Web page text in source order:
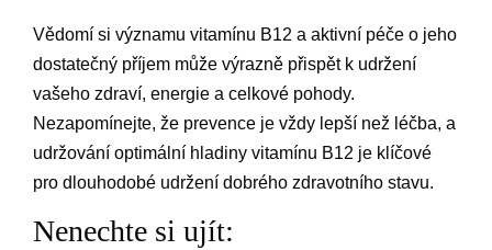
Vědomí si významu vitamínu B12 a aktivní péče o jeho
dostatečný příjem může výrazně přispět k udržení
vašeho zdraví, energie a celkové pohody.
Nezapomínejte, že prevence je vždy lepší než léčba, a
udržování optimální hladiny vitamínu B12 je klíčové
pro dlouhodobé udržení dobrého zdravotního stavu.
Nenechte si ujít: